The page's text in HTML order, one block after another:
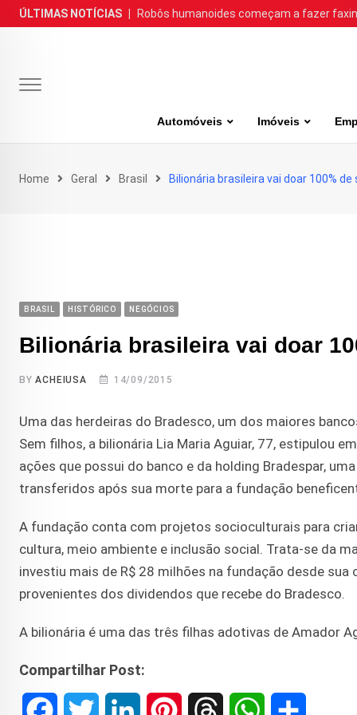
Skip
to
ÚLTIMAS NOTÍCIAS Robôs humanoides começam a fazer
Automóveis Imóveis
Home Geral Brasil Bilionária brasileira vai doar 100%
BRASIL HISTÓRICO NEGÓCIOS
Bilionária brasileira vai doar
BYACHEIUSA 14/09/2015
Uma das herdeiras do Bradesco, um dos maiores
Sem filhos, a bilionária Lia Maria Aguiar, 77, estipulou
ações que possui do banco e da holding Bradespar,
transferidos após sua morte para a fundação
A fundação conta com projetos socioculturais para
cultura, meio ambiente e inclusão social. Trata-se da
investiu mais de R$ 28 milhões na fundação desde
provenientes dos dividendos que recebe do Bradesco.
A bilionária é uma das três filhas adotivas de Amador
Compartilhar Post: